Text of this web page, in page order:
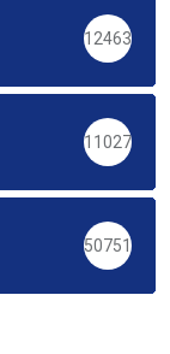
12463
11027
50751